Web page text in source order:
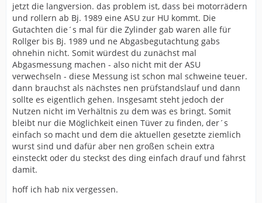
jetzt die langversion. das problem ist, dass bei motorrädern
und rollern ab Bj. 1989 eine ASU zur HU kommt. Die
Gutachten die´s mal für die Zylinder gab waren alle für
Rollger bis Bj. 1989 und ne Abgasbegutachtung gabs
ohnehin nicht. Somit würdest du zunächst mal
Abgasmessung machen - also nicht mit der ASU
verwechseln - diese Messung ist schon mal schweine teuer.
dann brauchst als nächstes nen prüfstandslauf und dann
sollte es eigentlich gehen. Insgesamt steht jedoch der
Nutzen nicht im Verhältnis zu dem was es bringt. Somit
bleibt nur die Möglichkeit einen Tüver zu finden, der´s
einfach so macht und dem die aktuellen gesetzte ziemlich
wurst sind und dafür aber nen großen schein extra
einsteckt oder du steckst des ding einfach drauf und fährst
damit.
hoff ich hab nix vergessen.